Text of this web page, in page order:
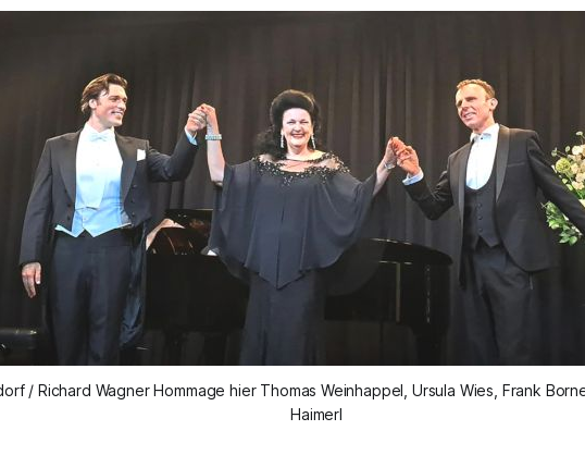
/ Richard Wagner Hommage hier Thomas Weinhappel, Ursula Wies, Frank
Haimerl